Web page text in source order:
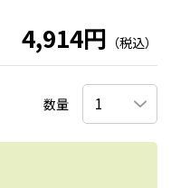
4,914円 （税込）
数量